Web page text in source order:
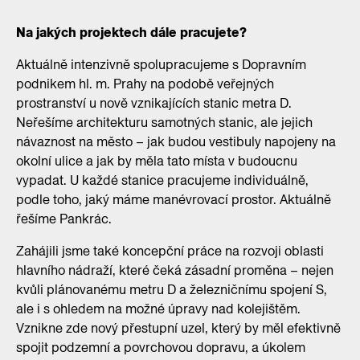
Na jakých projektech dále pracujete?
Aktuálně intenzivně spolupracujeme s Dopravním
podnikem hl. m. Prahy na podobě veřejných
prostranství u nově vznikajících stanic metra D.
Neřešíme architekturu samotných stanic, ale jejich
návaznost na město – jak budou vestibuly napojeny na
okolní ulice a jak by měla tato místa v budoucnu
vypadat. U každé stanice pracujeme individuálně,
podle toho, jaký máme manévrovací prostor. Aktuálně
řešíme Pankrác.
Zahájili jsme také koncepční práce na rozvoji oblasti
hlavního nádraží, které čeká zásadní proměna – nejen
kvůli plánovanému metru D a železničnímu spojení S,
ale i s ohledem na možné úpravy nad kolejištěm.
Vznikne zde nový přestupní uzel, který by měl efektivně
spojit podzemní a povrchovou dopravu, a úkolem